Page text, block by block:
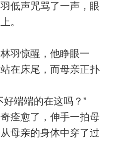
低声咒骂了一声，眼
。
羽惊醒，他睁眼一
在床尾，而母亲正扑
端端的在这吗？”
痊愈了，伸手一拍母
母亲的身体中穿了过